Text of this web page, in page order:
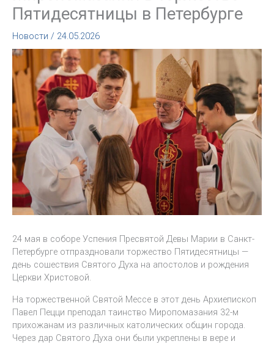
Пятидесятницы в Петербурге
Новости / 24.05.2026
24 мая в соборе Успения Пресвятой Девы Марии в Санкт-
Петербурге отпраздновали торжество Пятидесятницы —
день сошествия Святого Духа на апостолов и рождения
Церкви Христовой.
На торжественной Святой Мессе в этот день Архиепископ
Павел Пецци преподал таинство Миропомазания 32-м
прихожанам из различных католических общин города.
Через дар Святого Духа они были укреплены в вере и